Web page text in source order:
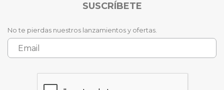
SUSCRÍBETE
No te pierdas nuestros lanzamientos y ofertas.